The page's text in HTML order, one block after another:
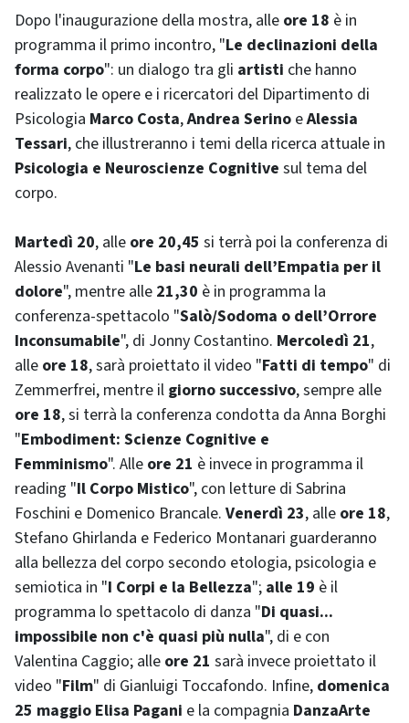
Dopo l'inaugurazione della mostra, alle ore 18 è in
programma il primo incontro, "Le declinazioni della
forma corpo": un dialogo tra gli artisti che hanno
realizzato le opere e i ricercatori del Dipartimento di
Psicologia Marco Costa,Andrea Serino eAlessia
Tessari, che illustreranno i temi della ricerca attuale in
Psicologia e Neuroscienze Cognitive sul tema del
corpo.
Martedì 20, alle ore 20,45 si terrà poi la conferenza di
Alessio Avenanti "Le basi neurali dell’Empatia per il
dolore", mentre alle 21,30 è in programma la
conferenza-spettacolo "Salò/Sodoma o dell’Orrore
Inconsumabile", di Jonny Costantino. Mercoledì 21,
alle ore 18, sarà proiettato il video "Fatti di tempo" di
Zemmerfrei, mentre il giorno successivo, sempre alle
ore 18, si terrà la conferenza condotta da Anna Borghi
"Embodiment: Scienze Cognitive e
Femminismo". Alle ore 21 è invece in programma il
reading "Il Corpo Mistico", con letture di Sabrina
Foschini e Domenico Brancale. Venerdì 23, alle ore 18,
Stefano Ghirlanda e Federico Montanari guarderanno
alla bellezza del corpo secondo etologia, psicologia e
semiotica in "I Corpi e la Bellezza"; alle 19 è il
programma lo spettacolo di danza "Di quasi...
impossibile non c'è quasi più nulla", di e con
Valentina Caggio; alle ore 21 sarà invece proiettato il
video "Film" di Gianluigi Toccafondo. Infine, domenica
25 maggio Elisa Pagani e la compagnia DanzaArte